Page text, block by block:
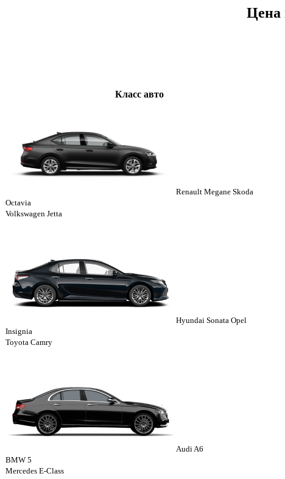
Цена
Класс авто
Renault Megane Skoda
Octavia
Volkswagen Jetta
Hyundai Sonata Opel
Insignia
Toyota Camry
Audi A6
BMW 5
Mercedes E-Class